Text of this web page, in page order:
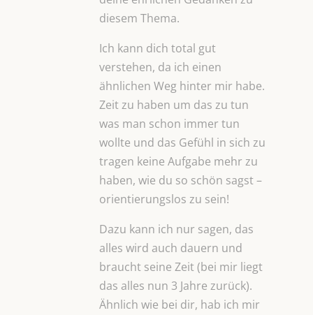
diesem Thema.
Ich kann dich total gut
verstehen, da ich einen
ähnlichen Weg hinter mir habe.
Zeit zu haben um das zu tun
was man schon immer tun
wollte und das Gefühl in sich zu
tragen keine Aufgabe mehr zu
haben, wie du so schön sagst –
orientierungslos zu sein!
Dazu kann ich nur sagen, das
alles wird auch dauern und
braucht seine Zeit (bei mir liegt
das alles nun 3 Jahre zurück).
Ähnlich wie bei dir, hab ich mir